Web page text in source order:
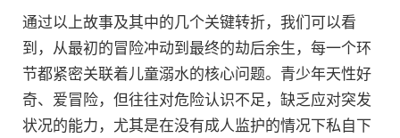
通过以上故事及其中的几个关键转折，我们可以看
到，从最初的冒险冲动到最终的劫后余生，每一个环
节都紧密关联着儿童溺水的核心问题。青少年天性好
奇、爱冒险，但往往对危险认识不足，缺乏应对突发
状况的能力，尤其是在没有成人监护的情况下私自下